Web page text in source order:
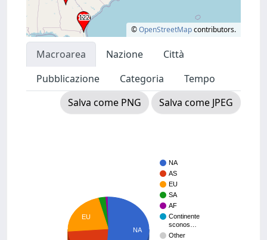
©OpenStreetMapcontributors.
Macroarea Nazione
Città
Pubblicazione
Categoria
Tempo
Salva come PNG
Salva come JPEG
NA
AS
EU
SA
AF
Continente
sconos…
Other
EU
NA